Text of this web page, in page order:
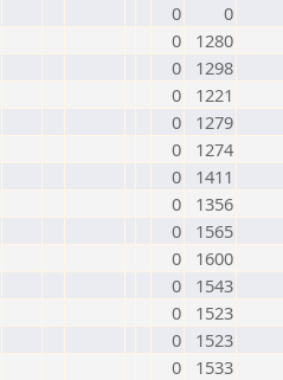
0
0
0
1280
0
1298
0
1221
0
1279
0
1274
0
1411
0
1356
0
1565
0
1600
0
1543
0
1523
0
1523
0
1533